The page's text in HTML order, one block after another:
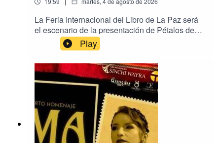
La Feria Internacional del Libro de La Paz será
el escenario de la presentación de Pétalos de
piedra, el nuevo libro de ensayos de la escritora
y académica argentina Gisela Heffes, publicado
en Bolivia por Editorial Mantis.Reconocida como
una de las voces más destacadas de la
ecocrítica latinoamericana, Heffes llegará al país
especialmente para participar en la FIL.A partir
de sus propias investigaciones y obras, la
escritora abordará cómo la literatura imagina
vínculos entre cuerpos, territorios y comunidades
humanas y más que humanas, explorando
Play